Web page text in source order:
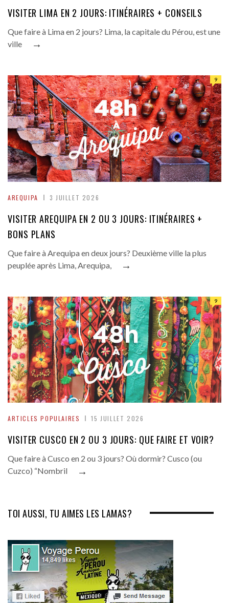
VISITER LIMA EN 2 JOURS: ITINÉRAIRES + CONSEILS
Que faire à Lima en 2 jours? Lima, la capitale du Pérou, est une
ville
→
AREQUIPA 3 JUILLET 2026
9
VISITER AREQUIPA EN 2 OU 3 JOURS: ITINÉRAIRES +
BONS PLANS
Que faire à Arequipa en deux jours? Deuxième ville la plus
peuplée après Lima, Arequipa,
→
ARTICLES POPULAIRES 15 JUILLET 2026
9
VISITER CUSCO EN 2 OU 3 JOURS: QUE FAIRE ET VOIR?
Que faire à Cusco en 2 ou 3 jours? Où dormir? Cusco (ou
Cuzco) “Nombril
→
TOI AUSSI, TU AIMES LES LAMAS?